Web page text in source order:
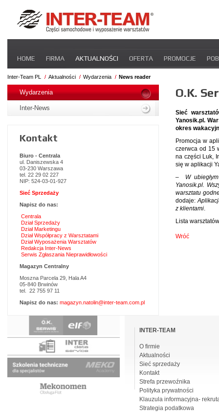
nawigacje
HOME FIRMA AKTUALNOŚCI OFERTA PROMOCJE
STREFA DLA PRZEWOŹNIKA CERTYFIKATY
Inter-Team PL Aktualności Wydarzenia News reader
O.K.
Sieć
Yanosik.pl.
okres
Promocja w
czerwca od 15
na części Luk,
się w aplikacji
– W
Yanosik.pl.
warsztatu
dodaje:
z klientami.
Lista
Wróć
Pomiń
nawigacje
Wydarzenia
Inter-News
Kontakt
Biuro - Centrala
ul. Daniszewska 4
03-230 Warszawa
tel. 22 29 02 227
NIP: 524-03-01-927
Sieć Sprzedaży
Napisz do nas:
Centrala
Dział Sprzedaży
Dział Marketingu
Dział Współpracy z Warsztatami
Dział Wyposażenia Warsztatów
Redakcja Inter-News
Serwis Zgłaszania Nieprawidłowości
Magazyn Centralny
Moszna Parcela 29, Hala A4
05-840 Brwinów
tel. 22 755 97 11
Napisz do nas: magazyn.natolin@inter-team.com.pl
nawigacjeINTER-TEAM
O firmie
Aktualności
Sieć sprzedaży
Kontakt
Strefa przewoźnika
Polityka prywatności
Klauzula informacyjna-
Strategia podatkowa